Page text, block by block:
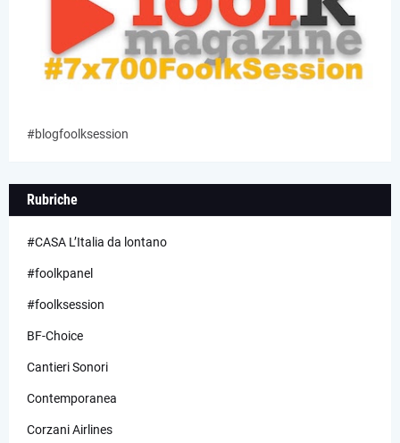
#blogfoolksession
Rubriche
#CASA L’Italia da lontano
#foolkpanel
#foolksession
BF-Choice
Cantieri Sonori
Contemporanea
Corzani Airlines